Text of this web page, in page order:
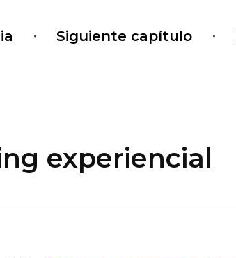
Siguiente capítulo
experiencial